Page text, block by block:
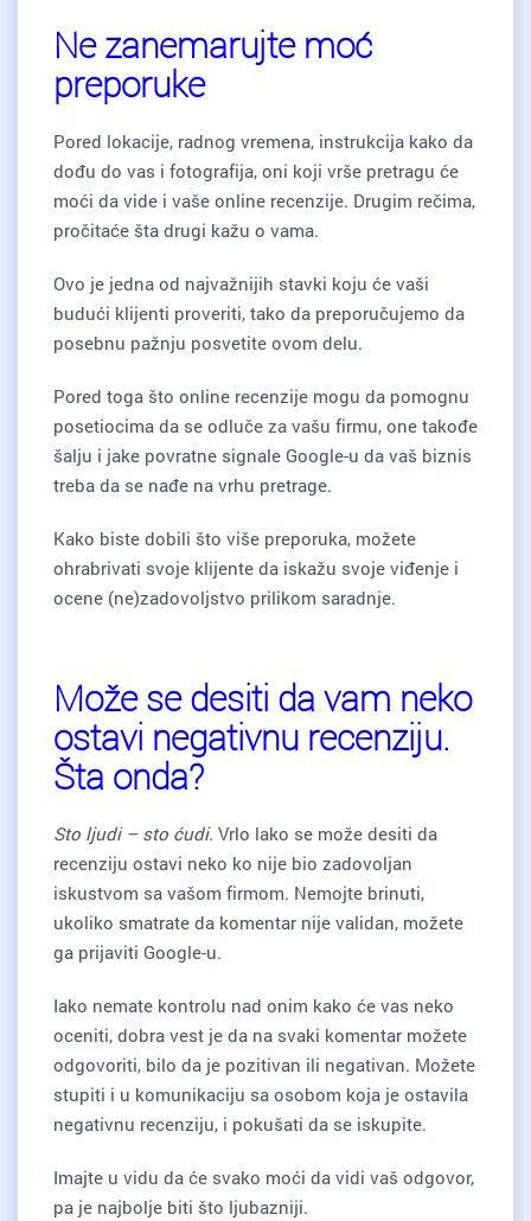
Ne zanemarujte moć
preporuke
Pored lokacije, radnog vremena, instrukcija kako da
dođu do vas i fotografija, oni koji vrše pretragu će
moći da vide i vaše online recenzije. Drugim rečima,
pročitaće šta drugi kažu o vama.
Ovo je jedna od najvažnijih stavki koju će vaši
budući klijenti proveriti, tako da preporučujemo da
posebnu pažnju posvetite ovom delu.
Pored toga što online recenzije mogu da pomognu
posetiocima da se odluče za vašu firmu, one takođe
šalju i jake povratne signale Google-u da vaš biznis
treba da se nađe na vrhu pretrage.
Kako biste dobili što više preporuka, možete
ohrabrivati svoje klijente da iskažu svoje viđenje i
ocene (ne)zadovoljstvo prilikom saradnje.
Može se desiti da vam neko
ostavi negativnu recenziju.
Šta onda?
Sto ljudi – sto ćudi. Vrlo lako se može desiti da
recenziju ostavi neko ko nije bio zadovoljan
iskustvom sa vašom firmom. Nemojte brinuti,
ukoliko smatrate da komentar nije validan, možete
ga prijaviti Google-u.
Iako nemate kontrolu nad onim kako će vas neko
oceniti, dobra vest je da na svaki komentar možete
odgovoriti, bilo da je pozitivan ili negativan. Možete
stupiti i u komunikaciju sa osobom koja je ostavila
negativnu recenziju, i pokušati da se iskupite.
Imajte u vidu da će svako moći da vidi vaš odgovor,
pa je najbolje biti što ljubazniji.